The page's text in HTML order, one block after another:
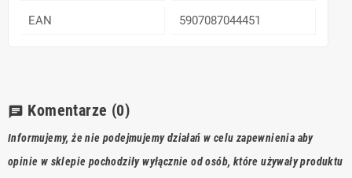
EAN 5907087044451
chat Komentarze (0)
Informujemy, że nie podejmujemy działań w celu zapewnienia aby
opinie w sklepie pochodziły wyłącznie od osób, które używały produktu